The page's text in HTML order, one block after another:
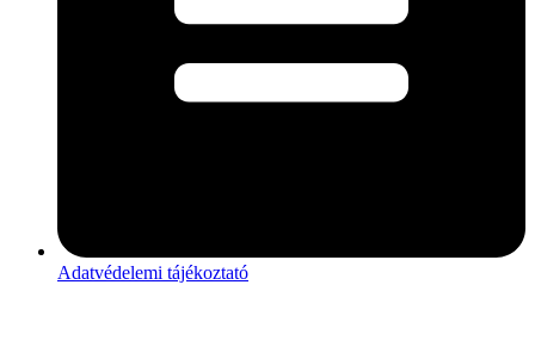
Adatvédelemi tájékoztató